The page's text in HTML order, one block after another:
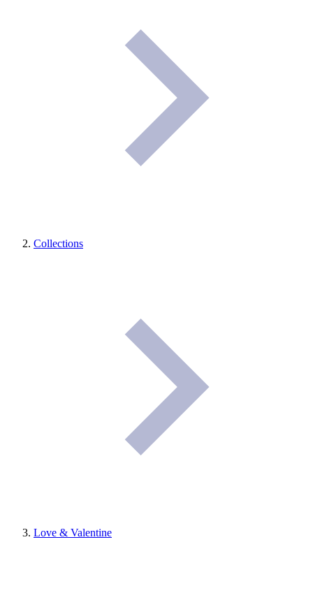
Collections
Love & Valentine